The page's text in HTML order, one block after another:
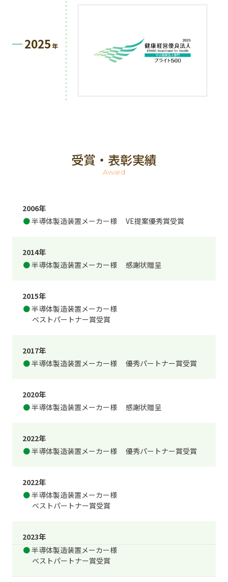
2025年
受賞・表彰実績
Award
2006年
半導体製造装置メーカー様
VE提案優秀賞受賞
2014年
半導体製造装置メーカー様
感謝状贈呈
2015年
半導体製造装置メーカー様
ベストパートナー賞受賞
2017年
半導体製造装置メーカー様
優秀パートナー賞受賞
2020年
半導体製造装置メーカー様
感謝状贈呈
2022年
半導体製造装置メーカー様
優秀パートナー賞受賞
2022年
半導体製造装置メーカー様
ベストパートナー賞受賞
2023年
半導体製造装置メーカー様
ベストパートナー賞受賞